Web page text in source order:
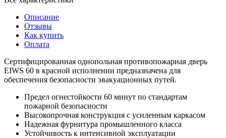
Описание
Отзывы
Как купить
Оплата
Сертифицированная однопольная противопожарная дверь
EIWS 60 в красной исполнении предназначена для
обеспечения безопасности эвакуационных путей.
Предел огнестойкости 60 минут по стандартам
пожарной безопасности
Высокопрочная конструкция с усиленным каркасом
Надежная фурнитура промышленного класса
Устойчивость к интенсивной эксплуатации